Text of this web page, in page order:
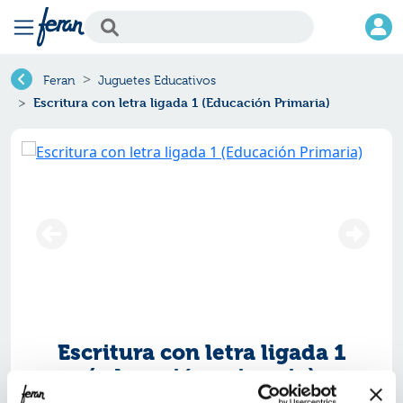
Feran Juguetes Educativos
Escritura con letra ligada 1 (Educación Primaria)
Escritura con letra ligada 1
(educación primaria)